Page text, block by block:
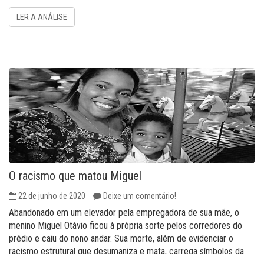
LER A ANÁLISE
O racismo que matou Miguel
22 de junho de 2020 Deixe um comentário!
Abandonado em um elevador pela empregadora de sua mãe, o
menino Miguel Otávio ficou à própria sorte pelos corredores do
prédio e caiu do nono andar. Sua morte, além de evidenciar o
racismo estrutural que desumaniza e mata, carrega símbolos da